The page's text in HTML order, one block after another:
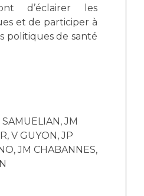
d’éclairer les
et de participer à
politiques de santé
JM
V GUYON, JP
JM CHABANNES,